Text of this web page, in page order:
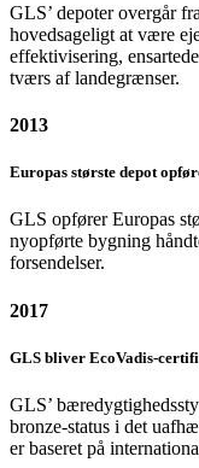
GLS’ depoter overgår
hovedsageligt at være
effektivisering,
tværs af landegrænser.
2013
Europas største depot
GLS opfører Europas
nyopførte bygning
forsendelser.
2017
GLS bliver EcoVadis-
GLS’
bronze-status i det
er baseret på